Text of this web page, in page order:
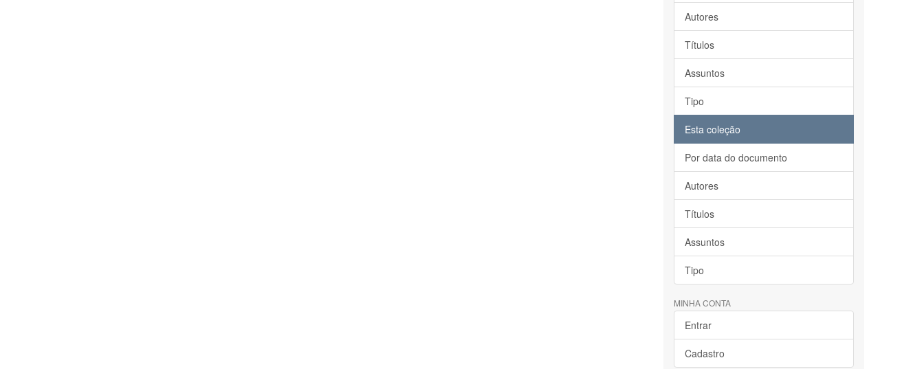
Autores
Títulos
Assuntos
Tipo
Esta coleção
Por data do documento
Autores
Títulos
Assuntos
Tipo
MINHA CONTA
Entrar
Cadastro